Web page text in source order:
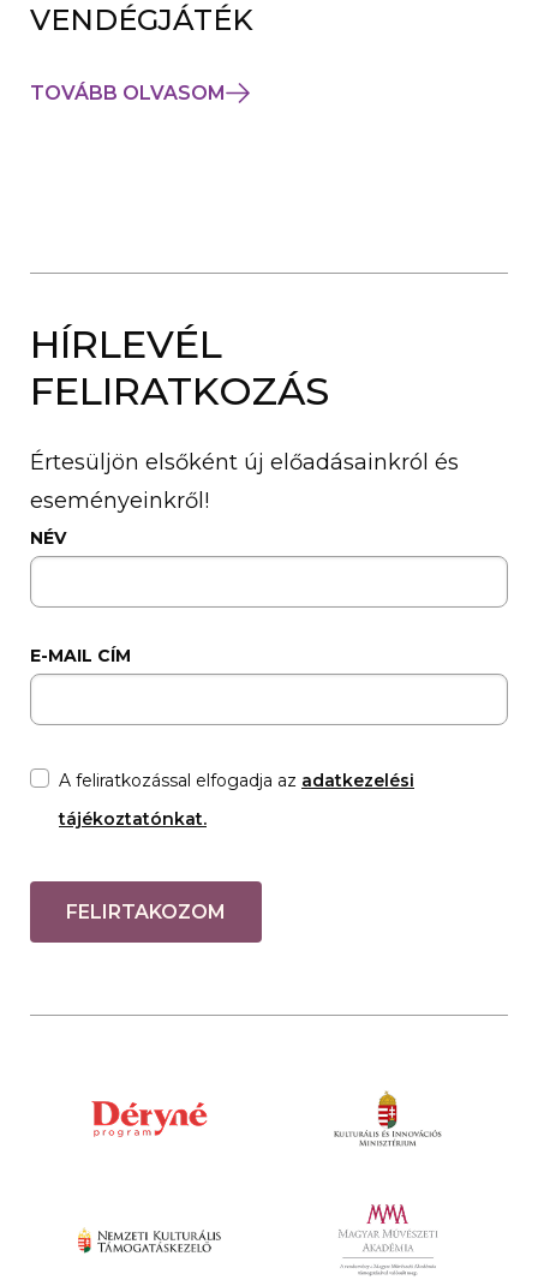
VENDÉGJÁTÉK
TOVÁBB OLVASOM
HÍRLEVÉL
FELIRATKOZÁS
Értesüljön elsőként új előadásainkról és
eseményeinkről!
NÉV
E-MAIL CÍM
A feliratkozással elfogadja az adatkezelési
tájékoztatónkat.
FELIRTAKOZOM